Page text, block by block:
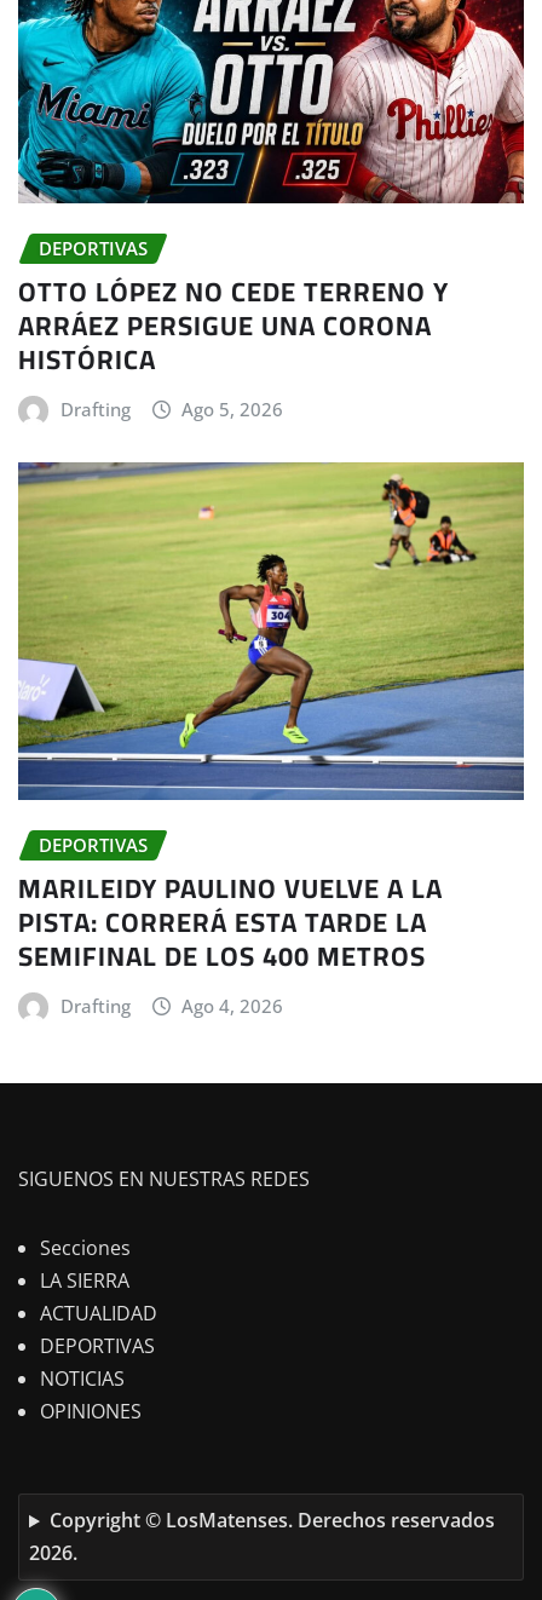
DEPORTIVAS
OTTO LÓPEZ NO CEDE TERRENO Y
ARRÁEZ PERSIGUE UNA CORONA
HISTÓRICA
Drafting Ago 5, 2026
DEPORTIVAS
MARILEIDY PAULINO VUELVE A LA
PISTA: CORRERÁ ESTA TARDE LA
SEMIFINAL DE LOS 400 METROS
Drafting Ago 4, 2026
SIGUENOS EN NUESTRAS REDES
Secciones
LA SIERRA
ACTUALIDAD
DEPORTIVAS
NOTICIAS
OPINIONES
Copyright © LosMatenses. Derechos reservados
2026.